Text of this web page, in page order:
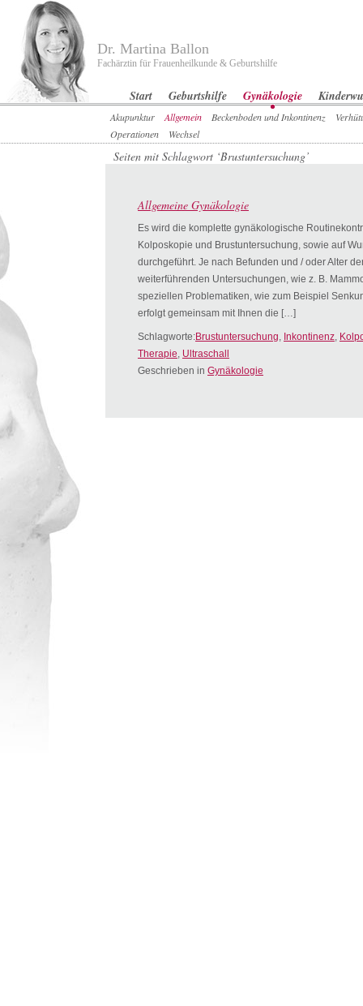
Dr. Martina Ballon
Fachärztin für Frauenheilkunde & Geburtshilfe
Start Geburtshilfe Gynäkologie
Akupunktur Allgemein Beckenboden und Inkontinenz
Operationen
Wechsel
Seiten mit Schlagwort ‘Brustuntersuchung’
Allgemeine Gynäkologie
Es wird die komplette gynäkologische
Kolposkopie und Brustuntersuchung, sowie auf
durchgeführt. Je nach Befunden und / oder Alter
weiterführenden Untersuchungen, wie z. B.
speziellen Problematiken, wie zum Beispiel
erfolgt gemeinsam mit Ihnen die […]
Schlagworte:Brustuntersuchung Inkontinenz
Therapie Ultraschall
Geschrieben in Gynäkologie